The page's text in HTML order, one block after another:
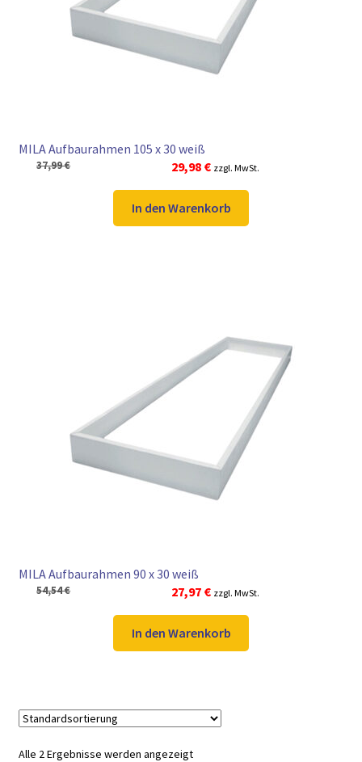
► ZAHLARTEN
► VERSANDARTEN
MILA Aufbaurahmen 105 x 30 weiß
37,99€
Ursprünglicher
Preis
war:
37,99 €
29,98 €Aktueller
Preis
ist:
29,98 €.
zzgl. MwSt.
In den Warenkorb
MILA Aufbaurahmen 90 x 30 weiß
54,54€
Ursprünglicher
Preis
war:
54,54 €
27,97 €Aktueller
Preis
ist:
27,97 €.
zzgl. MwSt.
In den Warenkorb
Alle 2 Ergebnisse werden angezeigt